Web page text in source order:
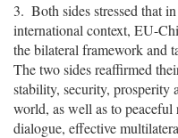
3. Both sides stressed that
international context, EU-
the bilateral framework and
The two sides reaffirmed
stability, security, prosperity
world, as well as to
dialogue, effective